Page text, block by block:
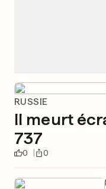
RUSSIE
Il meurt
737
0 0